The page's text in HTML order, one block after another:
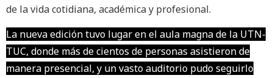
de la vida cotidiana, académica y profesional.
La nueva edición tuvo lugar en el aula magna de la UTN-
TUC, donde más de cientos de personas asistieron de
manera presencial, y un vasto auditorio pudo seguirlo